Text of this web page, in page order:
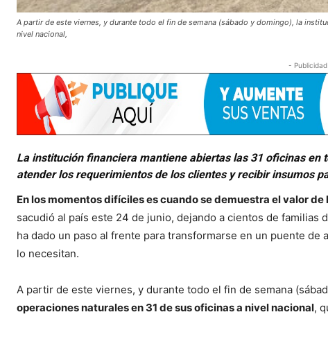
A partir de este viernes, y durante todo el fin de semana (sábado y domingo), la
nivel nacional,
-
La institución financiera mantiene abiertas las 31 oficinas
atender los requerimientos de los clientes y recibir insumos
En los momentos difíciles es cuando se demuestra el valor
sacudió al país este 24 de junio, dejando a cientos de familias
ha dado un paso al frente para transformarse en un puente
lo necesitan.
A partir de este viernes, y durante todo el fin de semana
operaciones naturales en 31 de sus oficinas a nivel nacional,